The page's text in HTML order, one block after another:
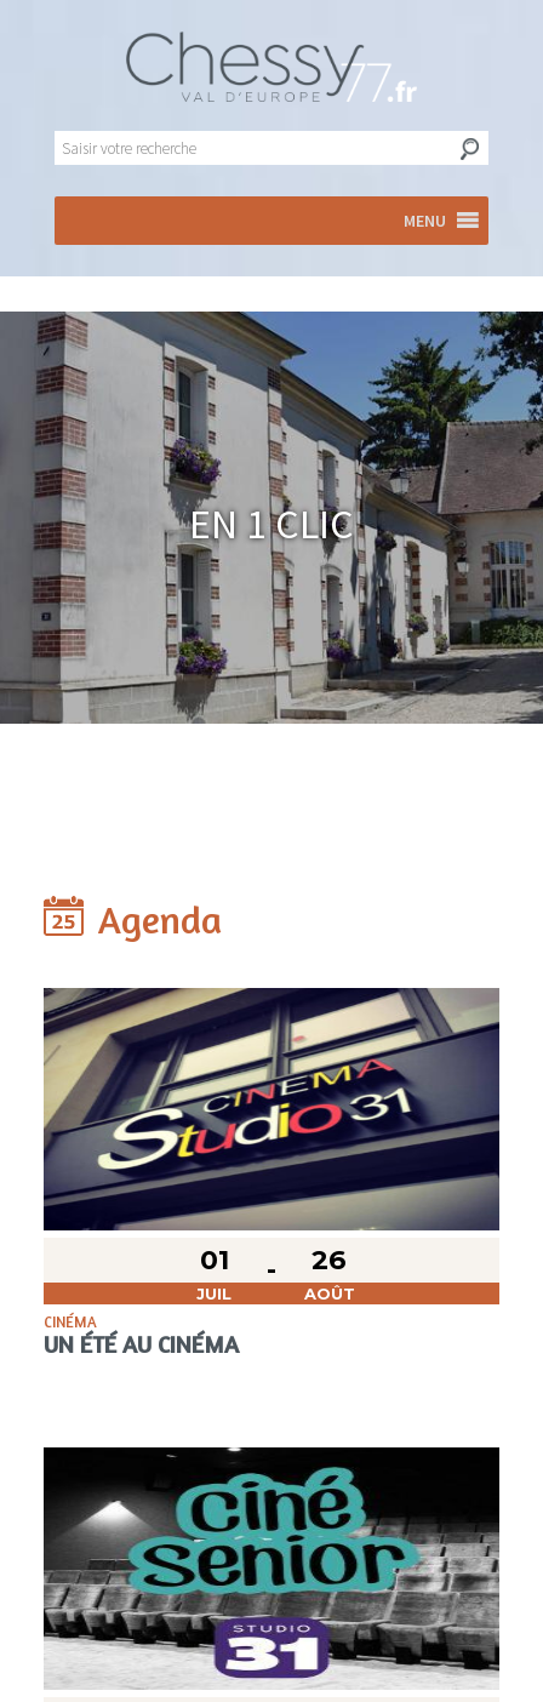
MENU
En 1 clic
Agenda
01
JUIL
26
AOÛT
CINÉMA
UN ÉTÉ AU CINÉMA